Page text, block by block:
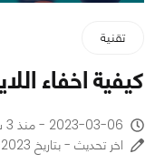
تقنية
كيفية اخفاء
2023-03-06 - منذ 3 سنوات
اخر تحديث - بتاريخ 2023-03-06